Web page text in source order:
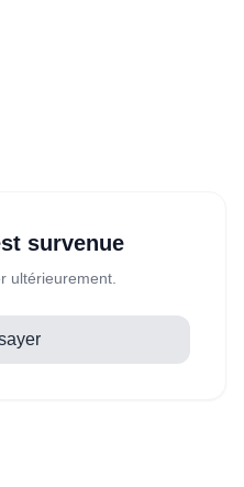
survenue
ultérieurement.